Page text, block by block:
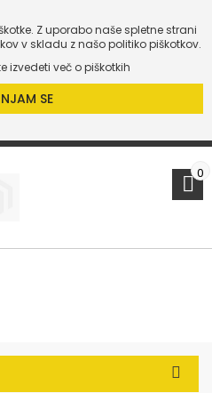
Z uporabo naše spletne strani
v skladu z našo politiko piškotkov.
izvedeti več o piškotkih
SE
0